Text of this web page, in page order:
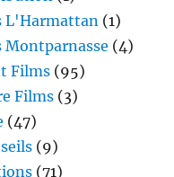
L'Harmattan (1)
Montparnasse (4)
Films (95)
Films (3)
(47)
(9)
(71)